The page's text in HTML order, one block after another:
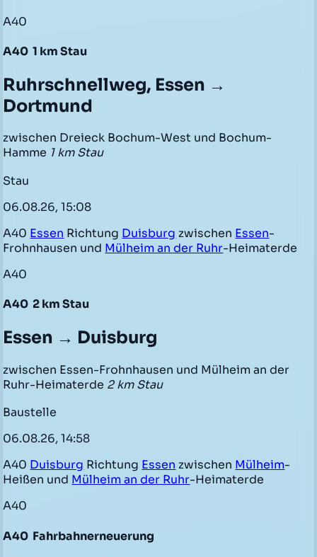
A40
A40 1 km Stau
Ruhrschnellweg, Essen →
Dortmund
zwischen Dreieck Bochum-West und Bochum-
Hamme 1 km Stau
Stau
06.08.26, 15:08
A40 Essen Richtung Duisburg zwischen Essen-
Frohnhausen und Mülheim an der Ruhr-Heimaterde
A40
A40 2 km Stau
Essen → Duisburg
zwischen Essen-Frohnhausen und Mülheim an der
Ruhr-Heimaterde 2 km Stau
Baustelle
06.08.26, 14:58
A40 Duisburg Richtung Essen zwischen Mülheim-
Heißen und Mülheim an der Ruhr-Heimaterde
A40
A40 Fahrbahnerneuerung